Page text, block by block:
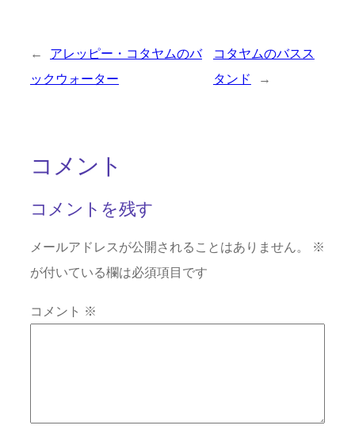
←
アレッピー・コタヤムのバ
ックウォーター
コタヤムのバスス
タンド
→
コメント
コメントを残す
メールアドレスが公開されることはありません。
※
が付いている欄は必須項目です
コメント ※